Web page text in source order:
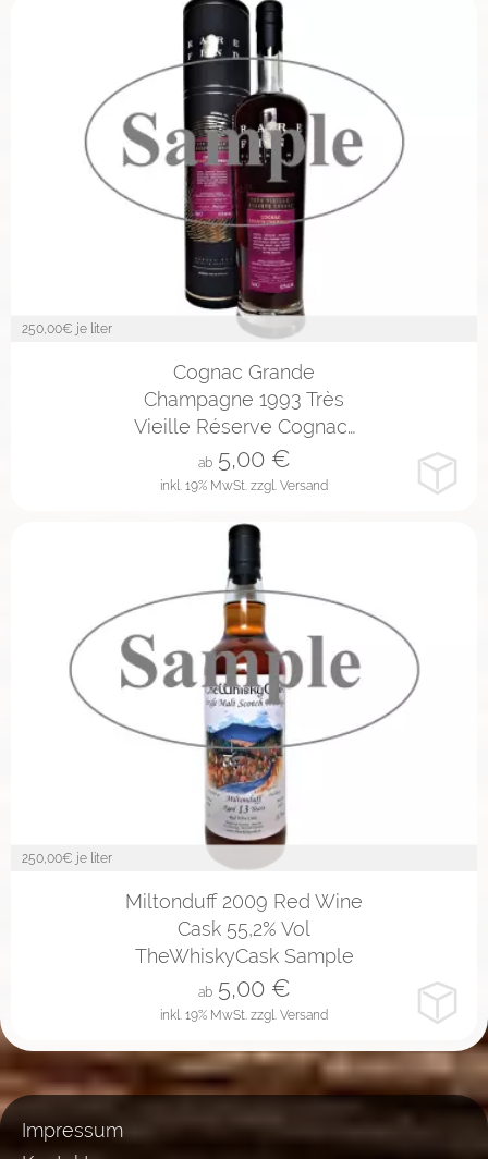
250,00€ je liter
Cognac Grande
Champagne 1993 Très
Vieille Réserve Cognac…
inkl. 19% MwSt. zzgl. Versand
ab 5,00€
250,00€ je liter
Miltonduff 2009 Red Wine
Cask 55,2% Vol
TheWhiskyCask Sample
inkl. 19% MwSt. zzgl. Versand
ab 5,00€
Impressum